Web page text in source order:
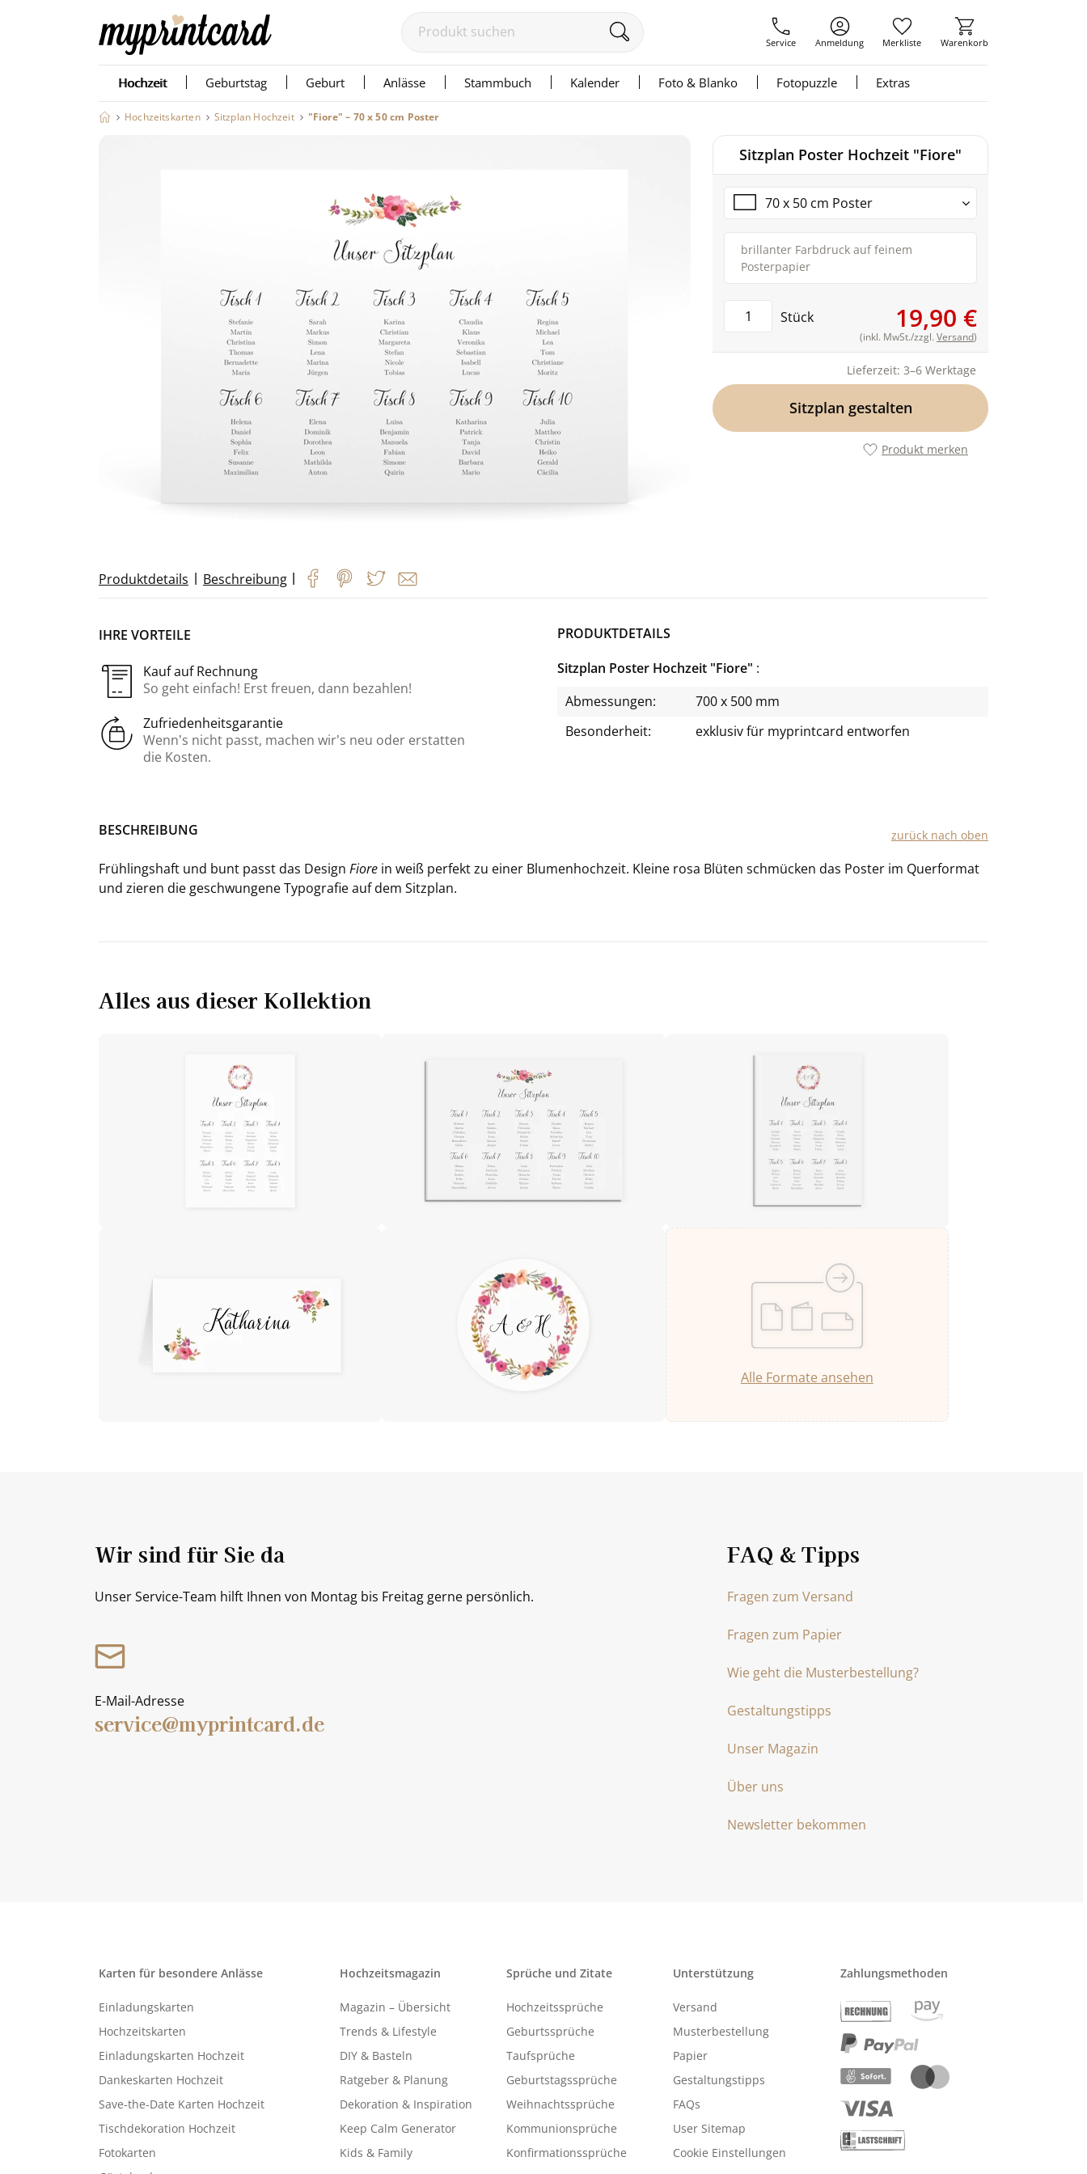
Service Anmeldung Merkliste Warenkorb
Hochzeit Geburtstag Geburt Anlässe Stammbuch Kalender Foto & Blanko Fotopuzzle Extras
Hochzeitskarten Sitzplan Hochzeit "Fiore" – 70 x 50 cm Poster
Sitzplan Poster Hochzeit "Fiore"
70 x 50 cm Poster
brillanter Farbdruck auf feinem
Posterpapier
Stück 19,90 €
(inkl. MwSt./zzgl. Versand)
Lieferzeit: 3–6 Werktage
Sitzplan gestalten
Produkt merken
Produktdetails | Beschreibung |
IHRE VORTEILE
Kauf auf Rechnung
So geht einfach! Erst freuen, dann bezahlen!
Zufriedenheitsgarantie
Wenn’s nicht passt, machen wir’s neu oder erstatten
die Kosten.
PRODUKTDETAILS
Sitzplan Poster Hochzeit "Fiore"
Abmessungen:
700 x 500 mm
Besonderheit:
exklusiv für myprintcard entworfen
BE­SCHREI­BUNG zu­rück nach oben
Früh­lings­haft und bunt passt das De­sign Fiore in weiß per­fekt zu einer Blu­men­hoch­zeit. Klei­ne rosa Blü­ten schmü­cken das Pos­ter im Quer­for­mat
und zie­ren die ge­schwun­ge­ne Ty­po­gra­fie auf dem Sitz­plan.
Alles aus dieser Kollektion
Alle Formate ansehen
FAQ & Tipps
Fragen zum Versand
Fragen zum Papier
Wie geht die Musterbestellung?
Gestaltungstipps
Unser Magazin
Über uns
Newsletter bekommen
Wir sind für Sie da
Unser Service-Team hilft Ihnen von Montag bis Freitag gerne persönlich.
E-Mail-Adresse
service@myprintcard.de
Karten für besondere Anlässe
Einladungskarten
Hochzeitskarten
Einladungskarten Hochzeit
Dankeskarten Hochzeit
Save-the-Date Karten Hochzeit
Tischdekoration Hochzeit
Fotokarten
Hochzeitsmagazin
Magazin – Übersicht
Trends & Lifestyle
DIY & Basteln
Ratgeber & Planung
Dekoration & Inspiration
Keep Calm Generator
Kids & Family
Sprüche und Zitate
Hochzeitssprüche
Geburtssprüche
Taufsprüche
Geburtstagssprüche
Weihnachtssprüche
Kommunionsprüche
Konfirmationssprüche
Unterstützung
Versand
Musterbestellung
Papier
Gestaltungstipps
FAQs
User Sitemap
Cookie Einstellungen
Zahlungsmethoden